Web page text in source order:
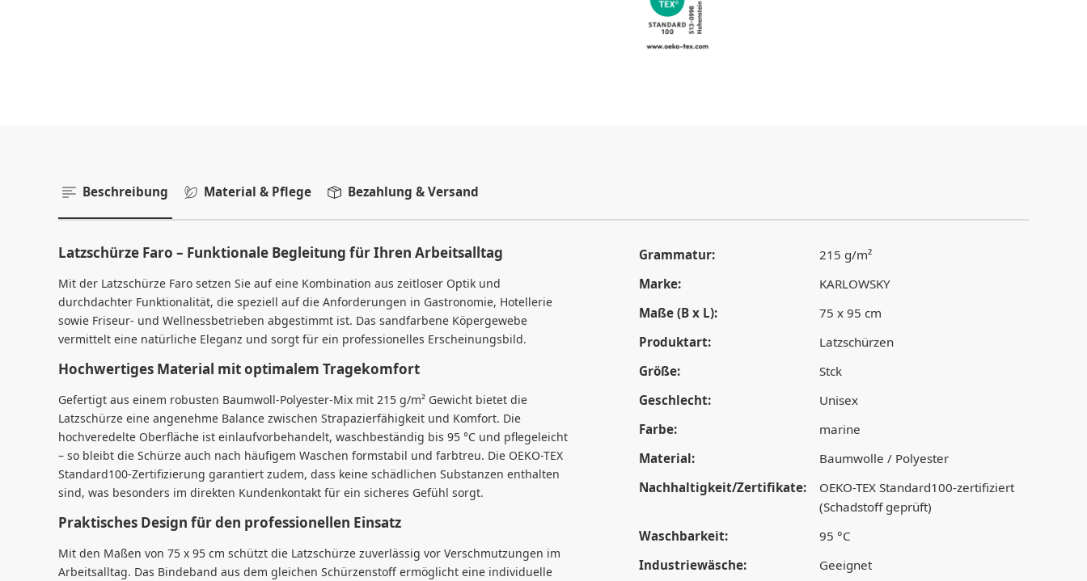
Beschreibung Material & Pflege Bezahlung & Versand
Latzschürze Faro – Funktionale Begleitung für Ihren Arbeitsalltag
Mit der Latzschürze Faro setzen Sie auf eine Kombination aus zeitloser Optik und
durchdachter Funktionalität, die speziell auf die Anforderungen in Gastronomie, Hotellerie
sowie Friseur- und Wellnessbetrieben abgestimmt ist. Das sandfarbene Köpergewebe
vermittelt eine natürliche Eleganz und sorgt für ein professionelles Erscheinungsbild.
Hochwertiges Material mit optimalem Tragekomfort
Gefertigt aus einem robusten Baumwoll-Polyester-Mix mit 215 g/m² Gewicht bietet die
Latzschürze eine angenehme Balance zwischen Strapazierfähigkeit und Komfort. Die
hochveredelte Oberfläche ist einlaufvorbehandelt, waschbeständig bis 95 °C und pflegeleicht
– so bleibt die Schürze auch nach häufigem Waschen formstabil und farbtreu. Die OEKO-TEX
Standard100-Zertifizierung garantiert zudem, dass keine schädlichen Substanzen enthalten
sind, was besonders im direkten Kundenkontakt für ein sicheres Gefühl sorgt.
Praktisches Design für den professionellen Einsatz
Mit den Maßen von 75 x 95 cm schützt die Latzschürze zuverlässig vor Verschmutzungen im
Arbeitsalltag. Das Bindeband aus dem gleichen Schürzenstoff ermöglicht eine individuelle
Grammatur:
215 g/m²
Marke:
KARLOWSKY
Maße (B x L):
75 x 95 cm
Produktart:
Latzschürzen
Größe:
Stck
Geschlecht:
Unisex
Farbe:
marine
Material:
Baumwolle / Polyester
Nachhaltigkeit/Zertifikate:
OEKO-TEX Standard100-zertifiziert
(Schadstoff geprüft)
Waschbarkeit:
95 °C
Industriewäsche:
Geeignet